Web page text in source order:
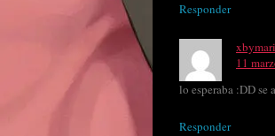
Responder
11
lo esperaba :DD se
Responder